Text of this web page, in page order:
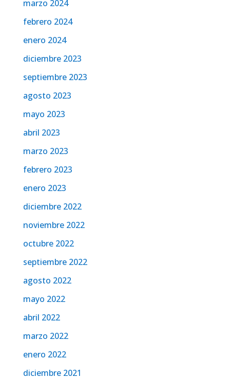
marzo 2024
febrero 2024
enero 2024
diciembre 2023
septiembre 2023
agosto 2023
mayo 2023
abril 2023
marzo 2023
febrero 2023
enero 2023
diciembre 2022
noviembre 2022
octubre 2022
septiembre 2022
agosto 2022
mayo 2022
abril 2022
marzo 2022
enero 2022
diciembre 2021